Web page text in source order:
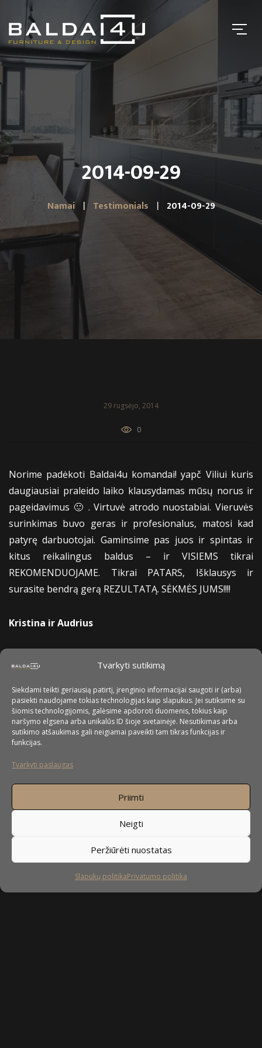
Tvarkyti sutikimą
Siekdami teikti geriausią patirtį, įrenginio informacijai saugoti ir (arba)
pasiekti naudojame tokias technologijas kaip slapukus. Jei sutiksime su
šiomis technologijomis, galėsime apdoroti duomenis, tokius kaip
naršymo elgsena arba unikalūs ID šioje svetainėje. Nesutikimas arba
sutikimo atšaukimas gali neigiamai paveikti tam tikras funkcijas ir
funkcijas.
Tvarkyti paslaugas
Priimti
Neigti
Peržiūrėti nuostatas
Slapukų politikaPrivatumo politika
2014-09-29
Namai Testimonials 2014-09-29
29 rugsėjo, 2014
0
Norime padėkoti Baldai4u komandai! yapč Viliui kuris
daugiausiai praleido laiko klausydamas mūsų norus ir
pageidavimus 🙂 . Virtuvė atrodo nuostabiai. Vieruvės
surinkimas buvo geras ir profesionalus, matosi kad
patyrę darbuotojai. Gaminsime pas juos ir spintas ir
kitus reikalingus baldus – ir VISIEMS tikrai
REKOMENDUOJAME. Tikrai PATARS, Išklausys ir
surasite bendrą gerą REZULTATĄ. SĖKMĖS JUMS!!!!
Kristina ir Audrius
Sekite mus